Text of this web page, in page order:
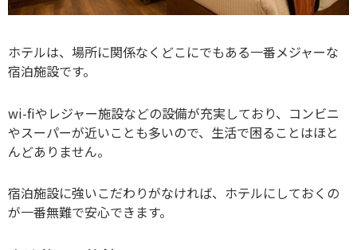
ホテルは、場所に関係なくどこにでもある一番メジャーな
宿泊施設です。
wi-fiやレジャー施設などの設備が充実しており、コンビニ
やスーパーが近いことも多いので、生活で困ることはほと
んどありません。
宿泊施設に強いこだわりがなければ、ホテルにしておくの
が一番無難で安心できます。